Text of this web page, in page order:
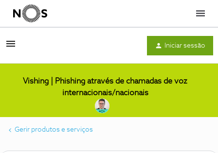
Menu
Iniciar sessão
Vishing | Phishing através de chamadas de voz
internacionais/nacionais
Gerir produtos e serviços